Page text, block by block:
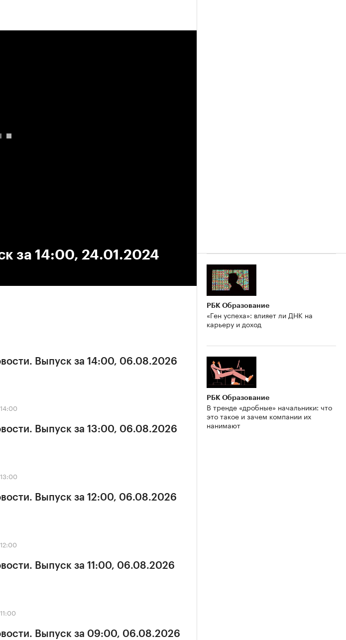
за 14:00, 24.01.2024
Выпуск за 14:00, 06.08.2026
14:00
Выпуск за 13:00, 06.08.2026
13:00
Выпуск за 12:00, 06.08.2026
12:00
Выпуск за 11:00, 06.08.2026
11:00
Выпуск за 09:00, 06.08.2026
РБК Образование
«Ген успеха»: влияет ли ДНК на
карьеру и доход
РБК Образование
В тренде «дробные» начальники: что
это такое и зачем компании их
нанимают